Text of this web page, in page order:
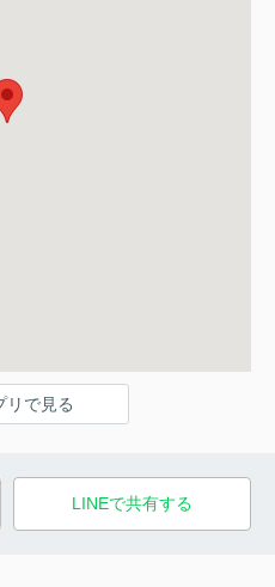
リで見る
LINEで共有する